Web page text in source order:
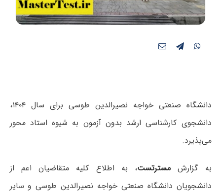
دانشگاه صنعتی خواجه نصیرالدین طوسی برای سال ۱۴۰۴،
دانشجوی کارشناسی ارشد بدون آزمون به شیوه استاد محور
می‌پذیرد.
به گزارش مسترتست، به اطلاع کلیه متقاضیان اعم از
دانشجویان دانشگاه صنعتی خواجه نصیرالدین طوسی و سایر